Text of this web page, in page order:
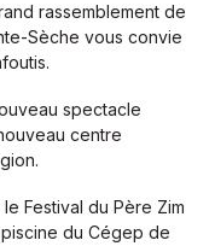
rassemblement de
Sèche vous convie
spectacle
centre
Festival du Père Zim
du Cégep de